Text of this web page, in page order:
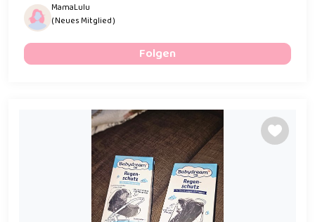
MamaLulu
( Neues Mitglied )
Folgen